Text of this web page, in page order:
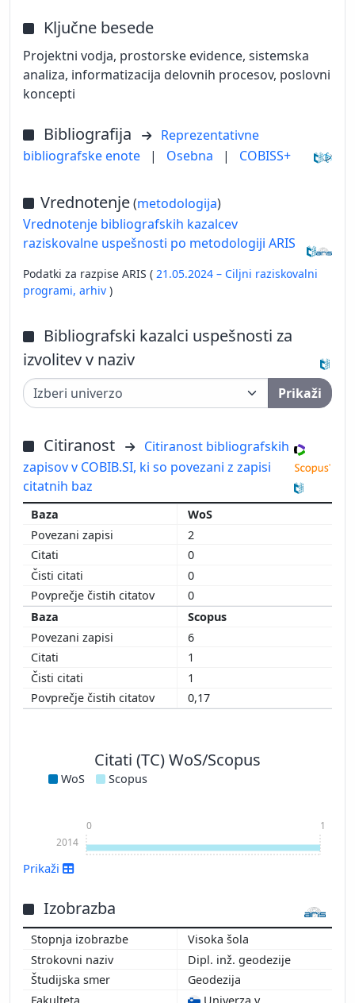
Ključne besede
Projektni vodja, prostorske evidence, sistemska
analiza, informatizacija delovnih procesov, poslovni
koncepti
Bibliografija
Reprezentativne
bibliografske enote
| Osebna | COBISS+
Vrednotenje(metodologija)
Vrednotenje bibliografskih kazalcev
raziskovalne uspešnosti po metodologiji ARIS
Podatki za razpise ARIS ( 21.05.2024 – Ciljni raziskovalni
programi, arhiv )
Bibliografski kazalci uspešnosti za
izvolitev v naziv
Prikaži
Citiranost
Citiranost bibliografskih
zapisov v COBIB.SI, ki so povezani z zapisi
citatnih baz
WoS
2
0
0
0
Scopus
6
1
1
0,17
Citati (TC) WoS/Scopus
WoS Scopus
2014
0 1
Prikaži
Izobrazba
Visoka šola
Dipl. inž. geodezije
Geodezija